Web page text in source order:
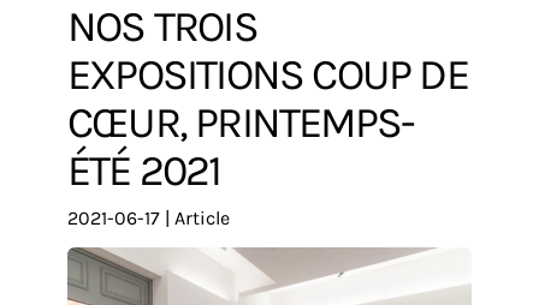
NOS TROIS
EXPOSITIONS COUP DE
CŒUR, PRINTEMPS-
ÉTÉ 2021
2021-06-17 | article